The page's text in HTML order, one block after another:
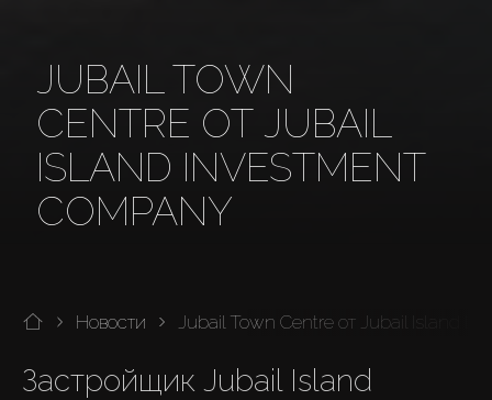
JUBAIL TOWN
CENTRE ОТ JUBAIL
ISLAND INVESTMENT
COMPANY
Новости Jubail Town Centre от Jubail Island
Застройщик Jubail Island